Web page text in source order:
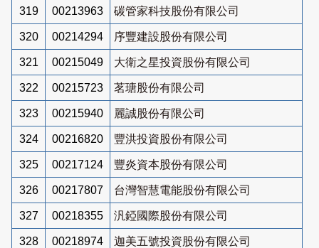
319 00213963 碳管家科技股份有限公司
320 00214294 序豐建設股份有限公司
321 00215049 大衛之星投資股份有限公司
322 00215723 茗瑭股份有限公司
323 00215940 麗誠股份有限公司
324 00216820 豐洪投資股份有限公司
325 00217124 豐炎資本股份有限公司
326 00217807 台灣智慧電能股份有限公司
327 00218355 汎錏國際股份有限公司
328 00218974 迦美五號投資股份有限公司